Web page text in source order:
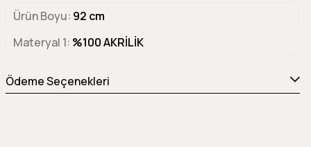
Ürün Boyu 92 cm
Materyal 1 %100 AKRİLİK
Ödeme Seçenekleri